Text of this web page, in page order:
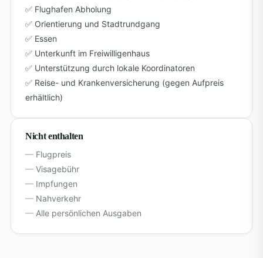
Flughafen Abholung
Orientierung und Stadtrundgang
Essen
Unterkunft im Freiwilligenhaus
Unterstützung durch lokale Koordinatoren
Reise- und Krankenversicherung (gegen Aufpreis
erhältlich)
Nicht enthalten
Flugpreis
Visagebühr
Impfungen
Nahverkehr
Alle persönlichen Ausgaben